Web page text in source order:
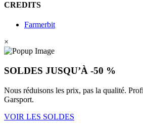
CREDITS
Farmerbit
×
SOLDES JUSQU’À -50 %
Nous réduisons les prix, pas la qualité.
Garsport.
VOIR LES SOLDES